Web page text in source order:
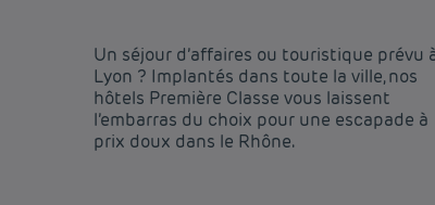
Un séjour d’affaires ou touristique prévu
Lyon ? Implantés dans toute la ville, nos
hôtels Première Classe vous laissent
l’embarras du choix pour une escapade à
prix doux dans le Rhône.